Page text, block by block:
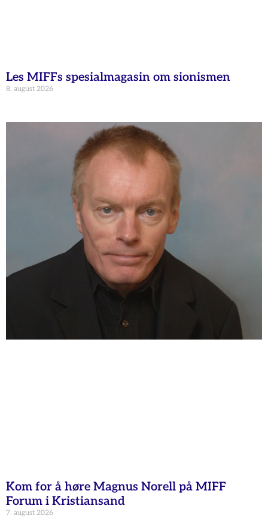
Les MIFFs spesialmagasin om sionismen
8. august 2026
Kom for å høre Magnus Norell på MIFF
Forum i Kristiansand
7. august 2026